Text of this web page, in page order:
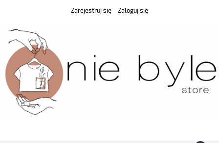
Zarejestruj się Zaloguj się